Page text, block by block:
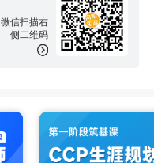
微信扫描右
侧二维码